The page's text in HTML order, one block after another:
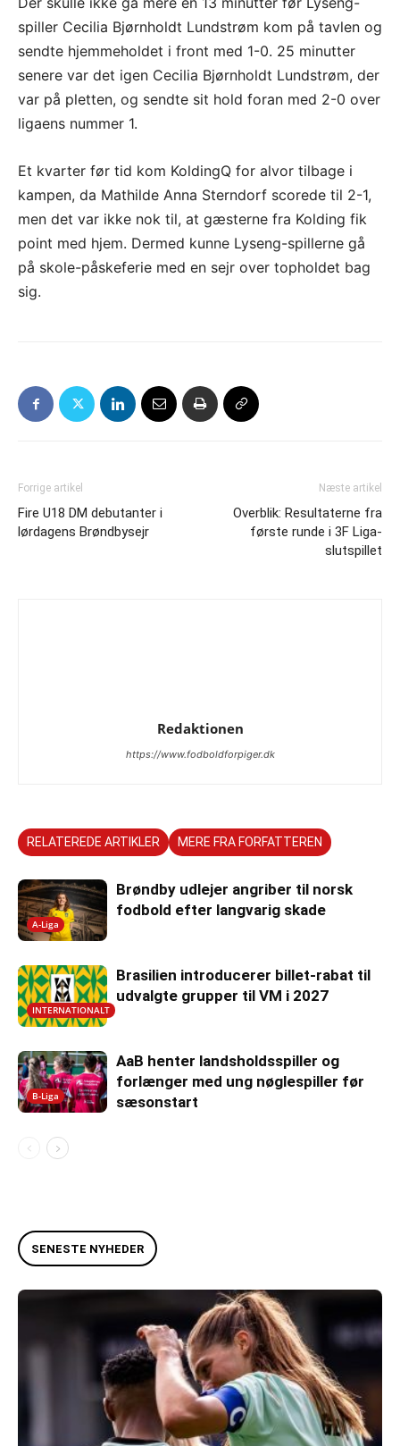
spiller Cecilia Bjørnholdt Lundstrøm kom på tavlen og
sendte hjemmeholdet i front med 1-0. 25 minutter
senere var det igen Cecilia Bjørnholdt Lundstrøm, der
var på pletten, og sendte sit hold foran med 2-0 over
ligaens nummer 1.
Et kvarter før tid kom KoldingQ for alvor tilbage i
kampen, da Mathilde Anna Sterndorf scorede til 2-1,
men det var ikke nok til, at gæsterne fra Kolding fik
point med hjem. Dermed kunne Lyseng-spillerne gå
på skole-påskeferie med en sejr over topholdet bag
sig.
Forrige artikel
Fire U18 DM debutanter i
lørdagens Brøndbysejr
Næste artikel
Overblik: Resultaterne fra
første runde i 3F Liga-
slutspillet
Redaktionen
https://www.fodboldforpiger.dk
RELATEREDE ARTIKLER MERE FRA FORFATTEREN
A-Liga
Brøndby udlejer angriber til norsk
fodbold efter langvarig skade
INTERNATIONALT
Brasilien introducerer billet-rabat til
udvalgte grupper til VM i 2027
B-Liga
AaB henter landsholdsspiller og
forlænger med ung nøglespiller før
sæsonstart
SENESTE NYHEDER